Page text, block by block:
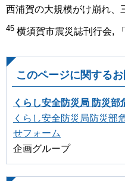
西浦賀の大規模がけ崩れ、
45 横須賀市震災誌刊行会,
このページに関する
くらし安全防災局 防災部
くらし安全防災局防災部
せフォーム
企画グループ